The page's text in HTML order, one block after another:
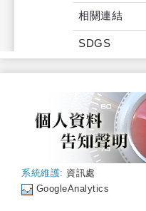
相關連結
SDGS
系統維護: 資訊處
GoogleAnalytics